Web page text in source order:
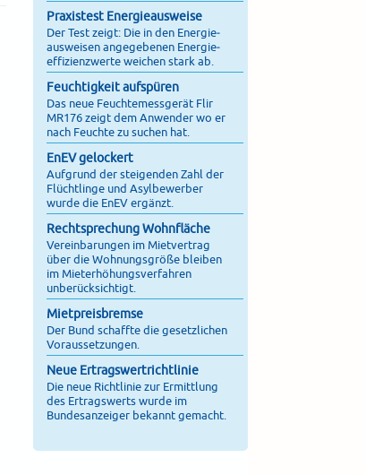
Praxistest Energieausweise
Der Test zeigt: Die in den Energie­
ausweisen angegebenen Energie­
effizienz­werte weichen stark ab.
Feuchtigkeit aufspüren
Das neue Feuchtemessgerät Flir
MR176 zeigt dem Anwender wo er
nach Feuchte zu suchen hat.
EnEV gelockert
Aufgrund der steigenden Zahl der
Flüchtlinge und Asylbewerber
wurde die EnEV ergänzt.
Rechtsprechung Wohnfläche
Vereinbarungen im Mietvertrag
über die Wohnungsgröße bleiben
im Mieterhöhungsverfahren
unberücksichtigt.
Mietpreisbremse
Der Bund schaffte die gesetzlichen
Voraussetzungen.
Neue Ertragswertrichtlinie
Die neue Richtlinie zur Ermittlung
des Ertragswerts wurde im
Bundesanzeiger bekannt gemacht.